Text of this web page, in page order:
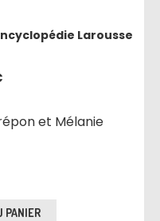
Larousse
et Mélanie
PANIER